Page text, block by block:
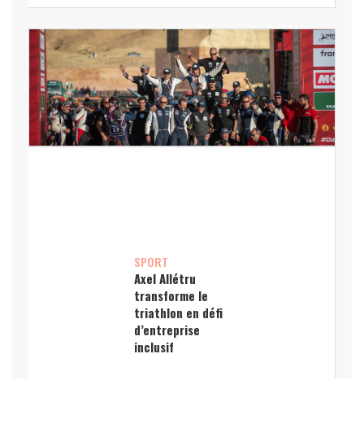
SPORT
Axel Allétru
transforme le
triathlon en défi
d’entreprise
inclusif